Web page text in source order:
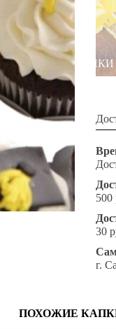
БЕЗ НАЧИНКИ
500
30
г.
ПОХОЖИЕ